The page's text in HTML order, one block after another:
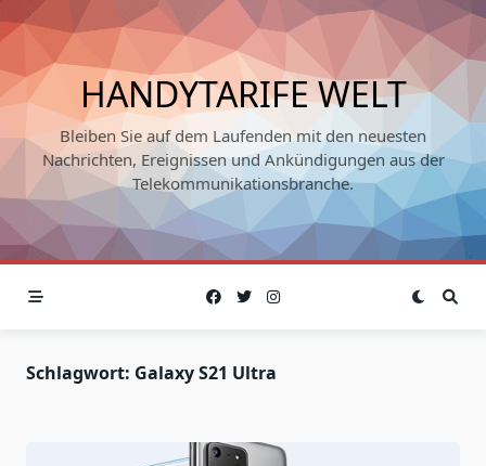
Skip
to
content
HANDYTARIFE WELT
Bleiben Sie auf dem Laufenden mit den neuesten
Nachrichten, Ereignissen und Ankündigungen aus der
Telekommunikationsbranche.
Schlagwort: Galaxy S21 Ultra